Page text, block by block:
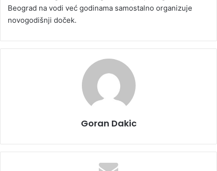
Beograd na vodi već godinama samostalno organizuje
novogodišnji doček.
Goran Dakic